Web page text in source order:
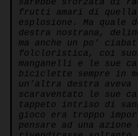
sarebbe sforzata di
frutti amari di quella
esplosione. Ma quale
destra nostrana,
ma anche un po’
folcloristica, coi
manganelli e le sue
biciclette sempre in
un’altra destra aveva
scaraventato le sue
tappeto intriso di
gioco era troppo
pensare ad una azione